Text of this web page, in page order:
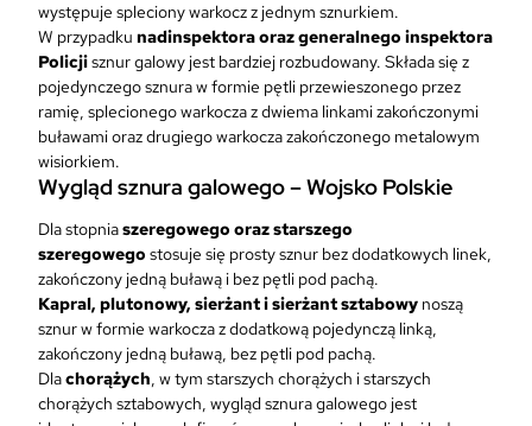
występuje spleciony warkocz z jednym sznurkiem.
W przypadku nadinspektora oraz generalnego inspektora
Policjisznur galowy jest bardziej rozbudowany. Składa się z
pojedynczego sznura w formie pętli przewieszonego przez
ramię, splecionego warkocza z dwiema linkami zakończonymi
buławami oraz drugiego warkocza zakończonego metalowym
wisiorkiem.
Wygląd sznura galowego – Wojsko Polskie
Dla stopniaszeregowego oraz starszego
szeregowego stosuje się prosty sznur bez dodatkowych linek,
zakończony jedną buławą i bez pętli pod pachą.
Kapral, plutonowy, sierżant i sierżant sztabowy noszą
sznur w formie warkocza z dodatkową pojedynczą linką,
zakończony jedną buławą, bez pętli pod pachą.
Dlachorążych , w tym starszych chorążych i starszych
chorążych sztabowych, wygląd sznura galowego jest